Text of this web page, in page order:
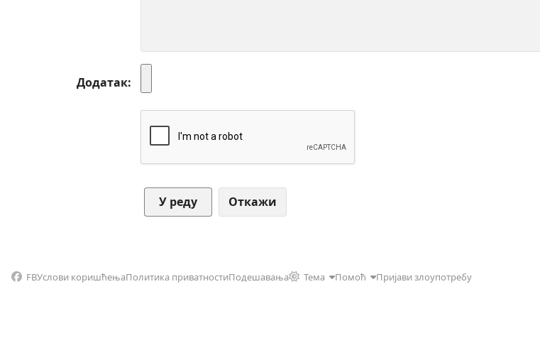
Додатак
Откажи
FBУслови коришћењаПолитика приватностиПодешавања Тема Помоћ Пријави злоупотребу